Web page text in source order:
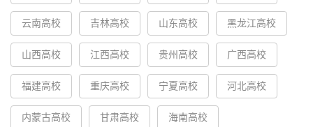
云南高校 吉林高校 山东高校 黑龙江高校
山西高校 江西高校 贵州高校 广西高校
福建高校 重庆高校 宁夏高校 河北高校
内蒙古高校 甘肃高校 海南高校